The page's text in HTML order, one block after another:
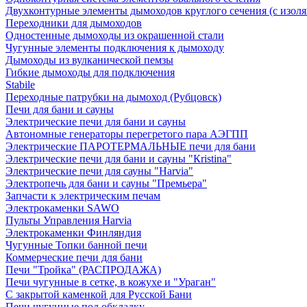
Двухконтурные элементы дымоходов круглого сечения (с
Переходники для дымоходов
Одностенные дымоходы из окрашенной стали
Чугунные элементы подключения к дымоходу
Дымоходы из вулканической пемзы
Гибкие дымоходы для подключения
Stabile
Переходные патрубки на дымоход (Рубцовск)
Печи для бани и сауны
Электрические печи для бани и сауны
Автономные генераторы перегретого пара АЭГПП
Электрические ПАРОТЕРМАЛЬНЫЕ печи для бани
Электрические печи для бани и сауны "Кristina"
Электрические печи для сауны "Harvia"
Электропечь для бани и сауны "Премьера"
Запчасти к электрическим печам
Электрокаменки SAWO
Пульты Управления Harvia
Электрокаменки Финляндия
Чугунные Топки банной печи
Коммерческие печи для бани
Печи "Тройка" (РАСПРОДАЖА)
Печи чугунные в сетке, в кожухе и "Ураган"
С закрытой каменкой для Русской Бани